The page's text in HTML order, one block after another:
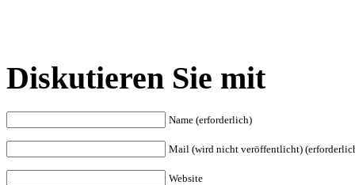
Diskutieren Sie mit
Name (erforderlich)
Mail (wird nicht veröffentlicht)
Website